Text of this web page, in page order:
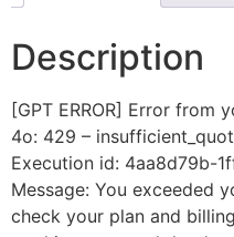
Description
[GPT ERROR] Error from
4o: 429 –
Execution id: 4aa8d79b-
Message: You exceeded
check your plan and